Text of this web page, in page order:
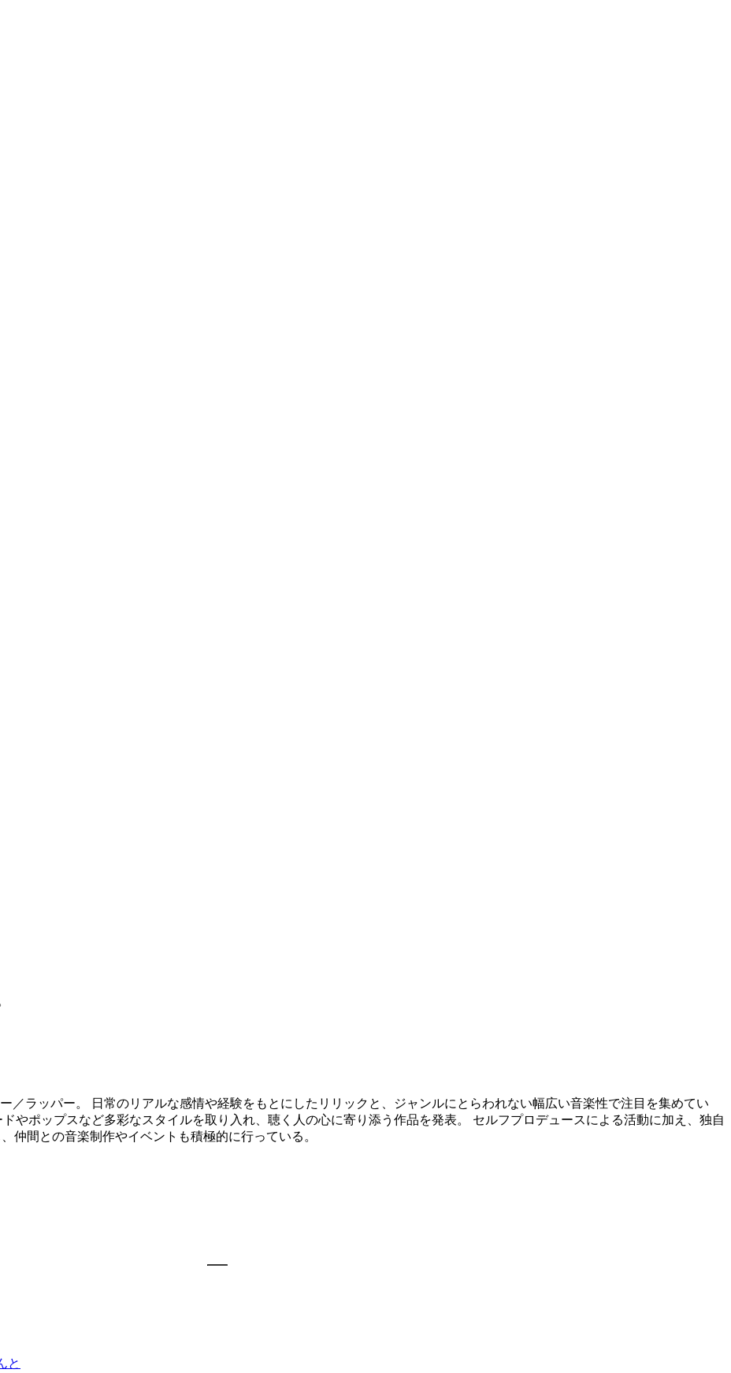
／ラッパー。 日常のリアルな感情や経験をもとにしたリリックと、ジャンルにとらわれない幅広い音楽性で注目を集めてい
やポップスなど多彩なスタイルを取り入れ、聴く人の心に寄り添う作品を発表。 セルフプロデュースによる活動に加え、独自
仲間との音楽制作やイベントも積極的に行っている。
と